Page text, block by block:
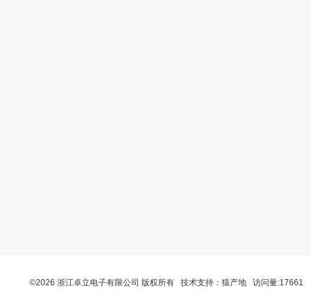
©2026 浙江卓立电子有限公司 版权所有 技术支持： 猿产地访问量:17661